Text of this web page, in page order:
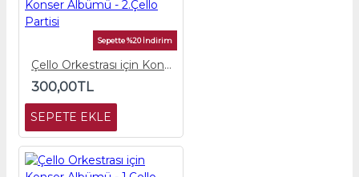
Sepette %20 İndirim
Çello Orkestrası için Konser Albümü - 2.Çello Partisi
300,00TL
SEPETE EKLE